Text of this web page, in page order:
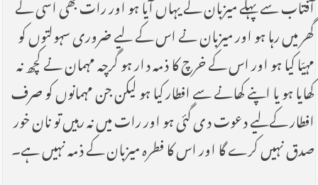
گھر میں رہا ہو اور میزبان نے اس کے لیے ضروری سہولتوں کو
مہیّا کیا ہو اور اس کے خرچ کا ذمہ دار ہو گرچہ مہمان نے کچھ نہ
کھایا ہو یا اپنے کھانے سے افطار کیا ہو لیکن جن مہمانوں کو صرف
افطار کےلیے دعوت دی گئی ہو اور رات میں نہ رہیں تو نان خور
صدق نہیں کرے گا اور اس کا فطرہ میزبان کے ذمہ نہیں ہے۔